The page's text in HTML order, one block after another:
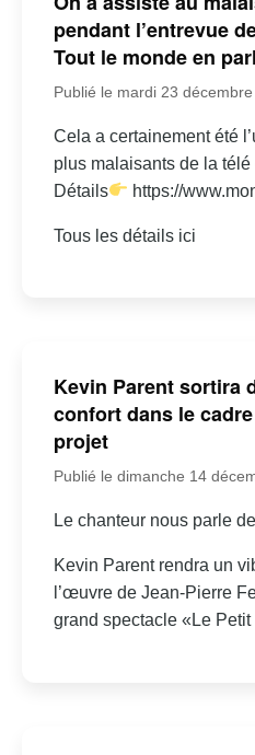
pendant l’entrevue
Tout le monde en
Publié le mardi 23
Cela a certainement été
plus malaisants de la télé
Détails
https://
Tous les détails ici
Kevin Parent sortira
confort dans le
projet
Publié le dimanche 14
Le chanteur nous parle
Kevin Parent rendra un
l’œuvre de Jean-Pierre
grand spectacle «Le